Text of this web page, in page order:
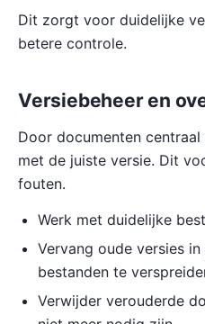
Dit zorgt voor duidelijke
betere controle.
Versiebeheer en
Door documenten
met de juiste versie. Dit
fouten.
Werk met duidelijke
Vervang oude versies
bestanden te
Verwijder verouderde